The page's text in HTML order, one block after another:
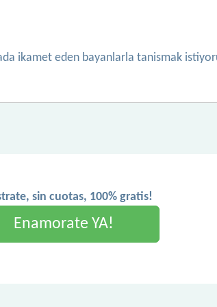
ikamet eden bayanlarla tanismak
sin cuotas, 100% gratis!
Enamorate YA!